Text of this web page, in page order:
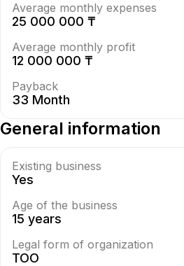
Average monthly expenses
25 000 000 ₸
Average monthly profit
12 000 000 ₸
Payback
33 Month
General information
Existing business
Yes
Age of the business
15 years
Legal form of organization
ТОО